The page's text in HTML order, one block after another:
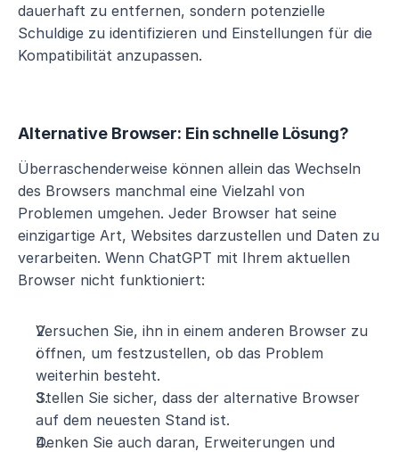
dauerhaft zu entfernen, sondern potenzielle
Schuldige zu identifizieren und Einstellungen für die
Kompatibilität anzupassen.
Alternative Browser: Ein schnelle Lösung?
Überraschenderweise können allein das Wechseln
des Browsers manchmal eine Vielzahl von
Problemen umgehen. Jeder Browser hat seine
einzigartige Art, Websites darzustellen und Daten zu
verarbeiten. Wenn ChatGPT mit Ihrem aktuellen
Browser nicht funktioniert:
Versuchen Sie, ihn in einem anderen Browser zu
öffnen, um festzustellen, ob das Problem
weiterhin besteht.
Stellen Sie sicher, dass der alternative Browser
auf dem neuesten Stand ist.
Denken Sie auch daran, Erweiterungen und